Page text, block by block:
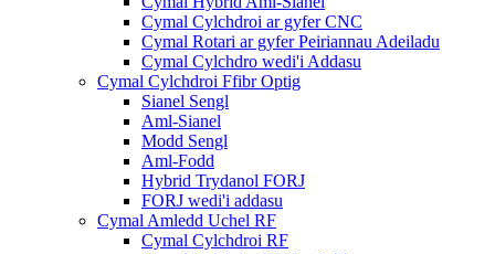
Cymal Cylchdroi ar gyfer CNC
Cymal Rotari ar gyfer Peiriannau Adeiladu
Cymal Cylchdro wedi'i Addasu
Cymal Cylchdroi Ffibr Optig
Sianel Sengl
Aml-Sianel
Modd Sengl
Aml-Fodd
Hybrid Trydanol FORJ
FORJ wedi'i addasu
Cymal Amledd Uchel RF
Cymal Cylchdroi RF